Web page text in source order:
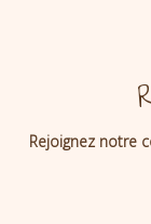
Rejoignez notre